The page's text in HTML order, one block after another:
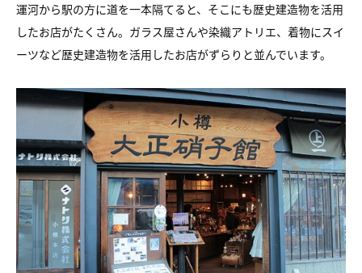
運河から駅の方に道を一本隔てると、そこにも歴史建造物を活用
したお店がたくさん。ガラス屋さんや染織アトリエ、着物にスイ
ーツなど歴史建造物を活用したお店がずらりと並んでいます。